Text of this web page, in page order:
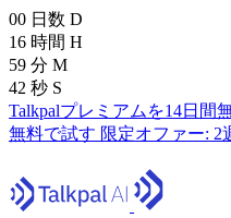
00 日数 D
16 時間 H
59 分 M
41 秒 S
Talkpalプレミアムを14日間
無料で試す 限定オファー: 2